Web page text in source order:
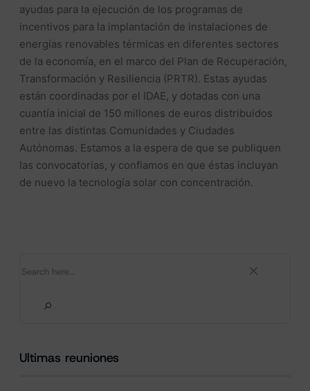
ayudas para la ejecución de los programas de
incentivos para la implantación de instalaciones de
energías renovables térmicas en diferentes sectores
de la economía, en el marco del Plan de Recuperación,
Transformación y Resiliencia (PRTR). Estas ayudas
están coordinadas por el IDAE, y dotadas con una
cuantía inicial de 150 millones de euros distribuidos
entre las distintas Comunidades y Ciudades
Autónomas. Estamos a la espera de que se publiquen
las convocatorias, y confiamos en que éstas incluyan
de nuevo la tecnología solar con concentración.
Ultimas reuniones